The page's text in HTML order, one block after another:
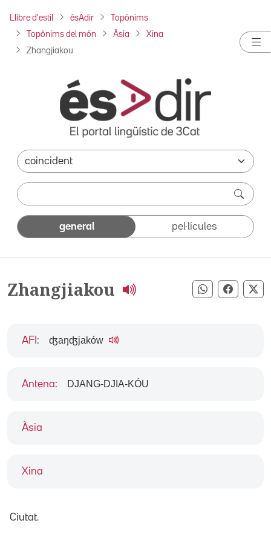
Llibre d'estil ésAdir Topònims
Topònims del món Àsia Xina
Zhangjiakou
general pel·lícules
Zhangjiakou Compartir
Àsia
Xina
AFI : ʤaŋʤjaków
Antena: DJANG-DJIA-KÓU
Ciutat.